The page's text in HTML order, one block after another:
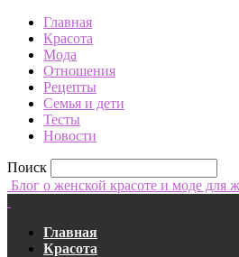
Главная
Красота
Мода
Отношения
Рецепты
Семья и дети
Тесты
Новости
Поиск
Блог о женской красоте и моде для
Главная
Красота